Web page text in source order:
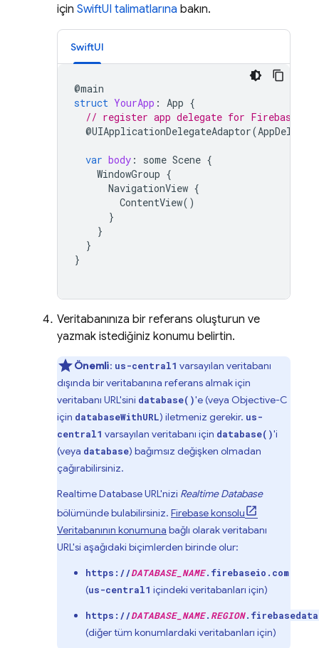
için SwiftUI talimatlarına bakın.
SwiftUI
@main
struct YourApp : App {
// register app delegate for Firebase
@UIApplicationDelegateAdaptor(
var body : some Scene {
WindowGroup {
NavigationView {
ContentView()
}
}
}
}
Veritabanınıza bir referans oluşturun ve
yazmak istediğiniz konumu belirtin.
Önemli: us-central1 varsayılan veritabanı
dışında bir veritabanına referans almak için
veritabanı URL'sini database()'e (veya Objective-C
için databaseWithURL) iletmeniz gerekir. us-
central1 varsayılan veritabanı için database()'i
(veya database) bağımsız değişken olmadan
çağırabilirsiniz.
Realtime DatabaseURL'nizi Realtime Database
bölümünde bulabilirsiniz. Firebasekonsolu
Veritabanının konumuna bağlı olarak veritabanı
URL'si aşağıdaki biçimlerden birinde olur:
https://DATABASE_NAME.firebaseio.com
(us-central1 içindeki veritabanları için)
https://DATABASE_NAME. REGION
(diğer tüm konumlardaki veritabanları için)